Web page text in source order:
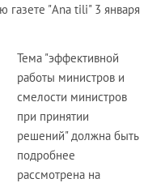
газете "Ana tili" 3 января
Тема "эффективной
работы министров и
смелости министров
при принятии
решений" должна быть
подробнее
рассмотрена на